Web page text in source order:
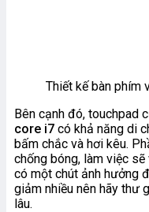
Thiết kế bàn phím
Bên cạnh đó, touchpad
core i7 có khả năng di
bấm chắc và hơi kêu.
chống bóng, làm việc sẽ
có một chút ảnh hưởng
giảm nhiều nên hãy thư
lâu.